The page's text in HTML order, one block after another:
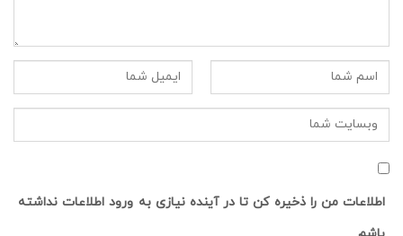
اطلاعات من را ذخیره کن تا در آینده نیازی به ورود اطلاعات نداشته